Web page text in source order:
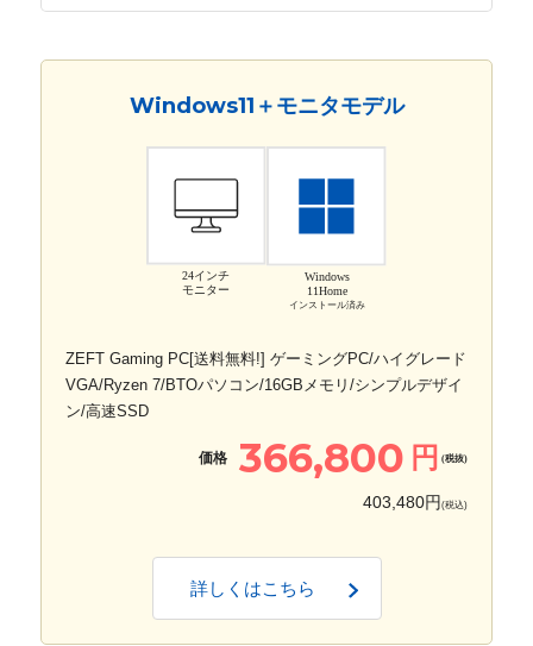
Windows11＋モニタモデル
24インチ
モニター
Windows
11Home
インストール済み
ZEFT Gaming PC[送料無料!] ゲーミングPC/ハイグレード
VGA/Ryzen 7/BTOパソコン/16GBメモリ/シンプルデザイ
ン/高速SSD
価格 366,800 円 (税抜)
403,480円 (税込)
詳しくはこちら